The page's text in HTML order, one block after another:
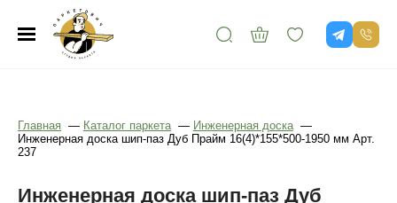
Главная — Каталог паркета — Инженерная доска —
Инженерная доска шип-паз Дуб Прайм 16(4)*155*500-1950 мм Арт.
237
Инженерная доска шип-паз Дуб